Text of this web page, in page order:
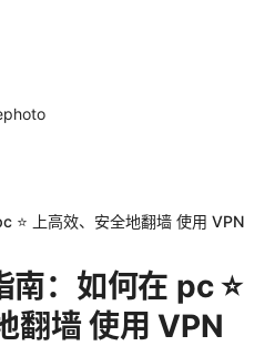
⭐ 上高效、安全地翻墙 使用 VPN
：如何在 pc ⭐
翻墙 使用 VPN